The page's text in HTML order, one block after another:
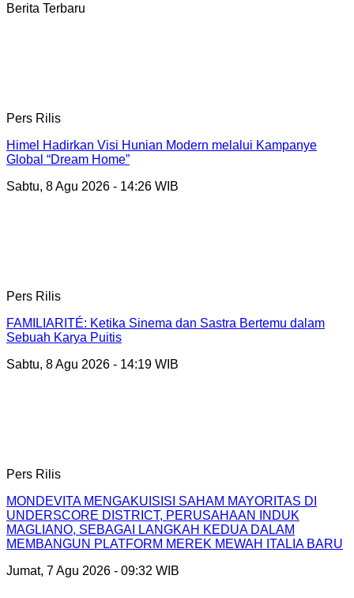
Berita Terbaru
Pers Rilis
Himel Hadirkan Visi Hunian Modern melalui Kampanye
Global “Dream Home”
Sabtu, 8 Agu 2026 - 14:26 WIB
Pers Rilis
FAMILIARITÉ: Ketika Sinema dan Sastra Bertemu dalam
Sebuah Karya Puitis
Sabtu, 8 Agu 2026 - 14:19 WIB
Pers Rilis
MONDEVITA MENGAKUISISI SAHAM MAYORITAS DI
UNDERSCORE DISTRICT, PERUSAHAAN INDUK
MAGLIANO, SEBAGAI LANGKAH KEDUA DALAM
MEMBANGUN PLATFORM MEREK MEWAH ITALIA BARU
Jumat, 7 Agu 2026 - 09:32 WIB